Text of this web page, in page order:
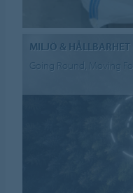
MILJÖ & HÅLLBARHET
Going Round, Moving